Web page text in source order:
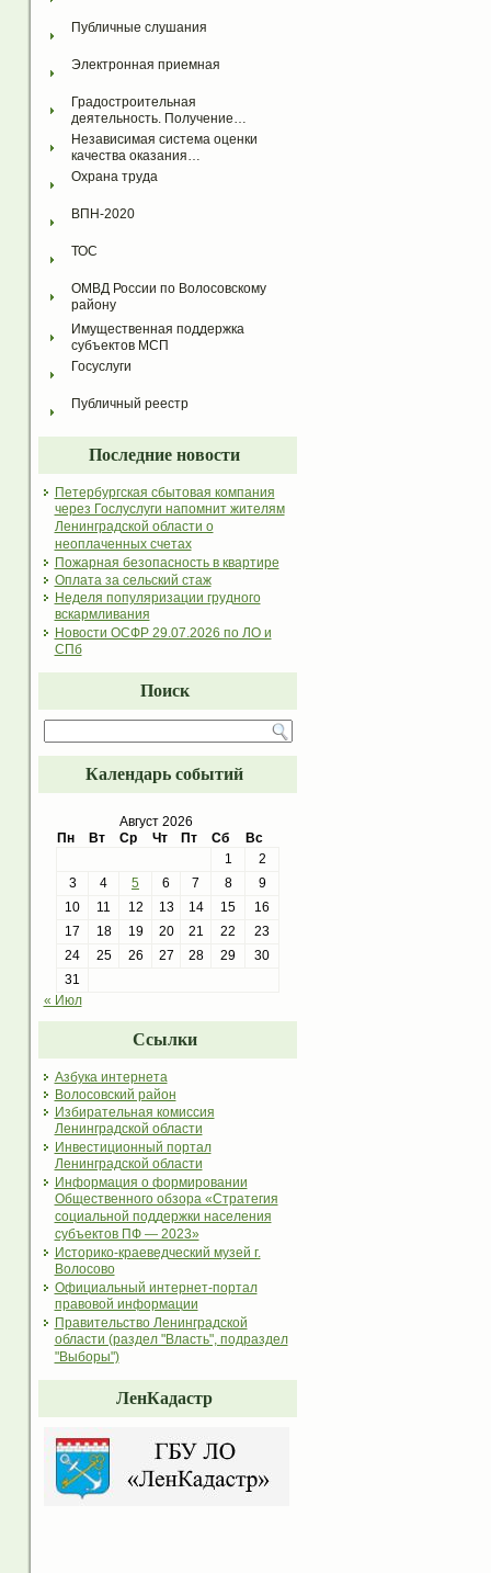
Публичные слушания
Электронная приемная
Градостроительная
деятельность. Получение…
Независимая система оценки
качества оказания…
Охрана труда
ВПН-2020
ТОС
ОМВД России по Волосовскому
району
Имущественная поддержка
субъектов МСП
Госуслуги
Публичный реестр
Последние новости
Петербургская сбытовая компания
через Гослуслуги напомнит жителям
Ленинградской области о
неоплаченных счетах
Пожарная безопасность в квартире
Оплата за сельский стаж
Неделя популяризации грудного
вскармливания
Новости ОСФР 29.07.2026 по ЛО и
СПб
Поиск
Календарь событий
Август 2026
Пн
Вт Ср Чт Пт Сб
Вс
1
2
3
4 5 6 7 8
9
10
11 12 13 14 15
16
17
18 19 20 21 22
23
24
25 26 27 28 29
30
31
« Июл
Ссылки
Азбука интернета
Волосовский район
Избирательная комиссия
Ленинградской области
Инвестиционный портал
Ленинградской области
Информация о формировании
Общественного обзора «Стратегия
социальной поддержки населения
субъектов ПФ — 2023»
Историко-краеведческий музей г.
Волосово
Официальный интернет-портал
правовой информации
Правительство Ленинградской
области (раздел "Власть", подраздел
"Выборы")
ЛенКадастр